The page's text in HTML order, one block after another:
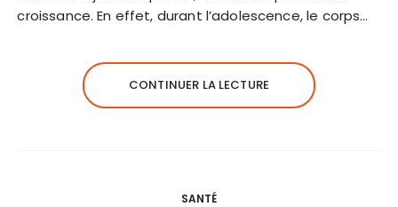
croissance. En effet, durant l’adolescence, le corps…
CONTINUER LA LECTURE
SANTÉ